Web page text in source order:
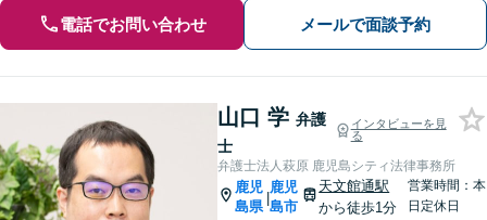
電話でお問い合わせ メールで面談予約
山口 学 弁護
士
インタビューを見
る
弁護士法人萩原 鹿児島シティ法律事務所
鹿児
島県
|
鹿児
島市
天文館通駅
から徒歩1分
営業時間：本
日定休日